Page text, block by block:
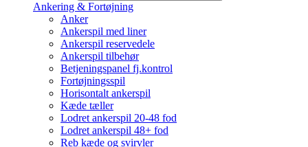
Ankering & Fortøjning
Anker
Ankerspil med liner
Ankerspil reservedele
Ankerspil tilbehør
Betjeningspanel fj.kontrol
Fortøjningsspil
Horisontalt ankerspil
Kæde tæller
Lodret ankerspil 20-48 fod
Lodret ankerspil 48+ fod
Reb kæde og svirvler